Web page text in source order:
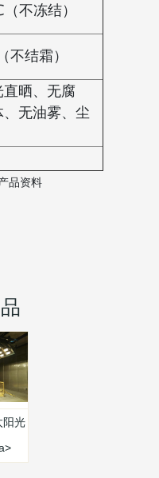
不冻结）
不结霜）
晒、无腐
无油雾、尘
品资料
阳光